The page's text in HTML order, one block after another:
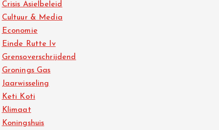
Crisis Asielbeleid
Cultuur & Media
Economie
Einde Rutte Iv
Grensoverschrijdend
Gronings Gas
Jaarwisseling
Keti Koti
Klimaat
Koningshuis